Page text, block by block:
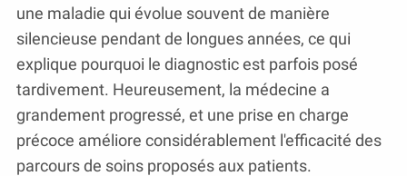
une maladie qui évolue souvent de manière
silencieuse pendant de longues années, ce qui
explique pourquoi le diagnostic est parfois posé
tardivement. Heureusement, la médecine a
grandement progressé, et une prise en charge
précoce améliore considérablement l'efficacité des
parcours de soins proposés aux patients.